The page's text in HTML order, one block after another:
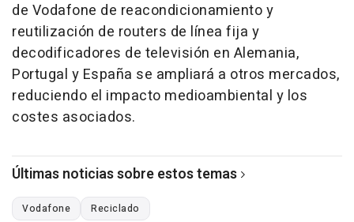
de Vodafone de reacondicionamiento y
reutilización de routers de línea fija y
decodificadores de televisión en Alemania,
Portugal y España se ampliará a otros mercados,
reduciendo el impacto medioambiental y los
costes asociados.
Últimas noticias sobre estos temas
Vodafone Reciclado